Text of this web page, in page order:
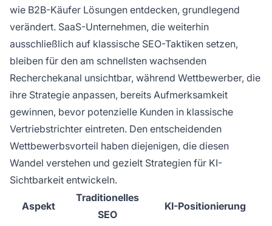
wie B2B-Käufer Lösungen entdecken, grundlegend
verändert. SaaS-Unternehmen, die weiterhin
ausschließlich auf klassische SEO-Taktiken setzen,
bleiben für den am schnellsten wachsenden
Recherchekanal unsichtbar, während Wettbewerber, die
ihre Strategie anpassen, bereits Aufmerksamkeit
gewinnen, bevor potenzielle Kunden in klassische
Vertriebstrichter eintreten. Den entscheidenden
Wettbewerbsvorteil haben diejenigen, die diesen
Wandel verstehen und gezielt Strategien für KI-
Sichtbarkeit entwickeln.
Aspekt
Traditionelles
SEO
KI-Positionierung